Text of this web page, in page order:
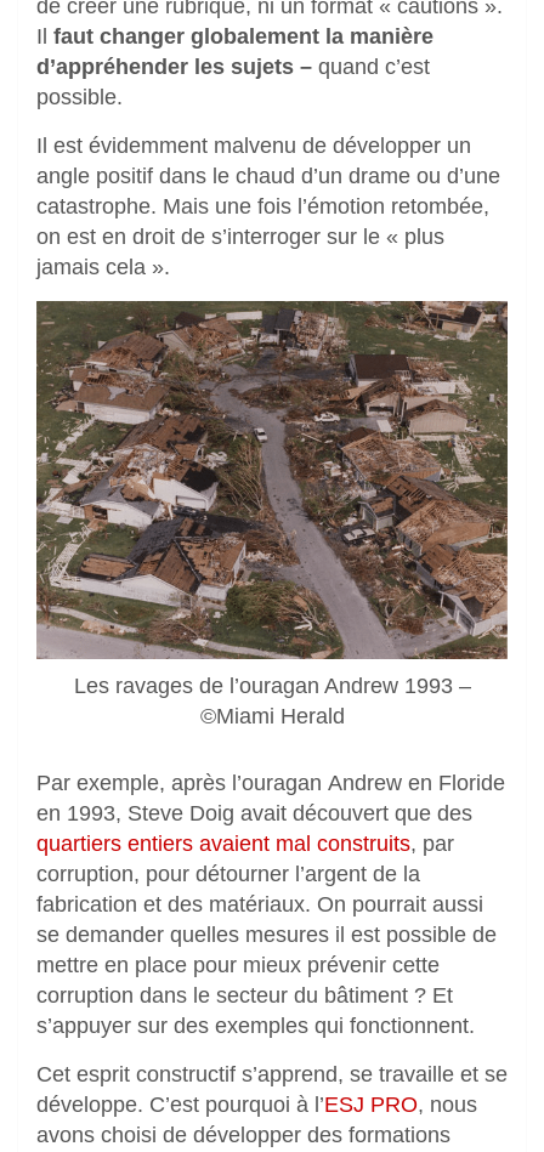
de créer une rubrique, ni un format « cautions ».
Il faut changer globalement la manière
d’appréhender les sujets – quand c’est
possible.
Il est évidemment malvenu de développer un
angle positif dans le chaud d’un drame ou d’une
catastrophe. Mais une fois l’émotion retombée,
on est en droit de s’interroger sur le « plus
jamais cela ».
Les ravages de l’ouragan Andrew 1993 –
©Miami Herald
Par exemple, après l’ouragan Andrew en Floride
en 1993, Steve Doig avait découvert que des
quartiers entiers avaient mal construits, par
corruption, pour détourner l’argent de la
fabrication et des matériaux. On pourrait aussi
se demander quelles mesures il est possible de
mettre en place pour mieux prévenir cette
corruption dans le secteur du bâtiment ? Et
s’appuyer sur des exemples qui fonctionnent.
Cet esprit constructif s’apprend, se travaille et se
développe. C’est pourquoi à l’ESJ PRO, nous
avons choisi de développer des formations